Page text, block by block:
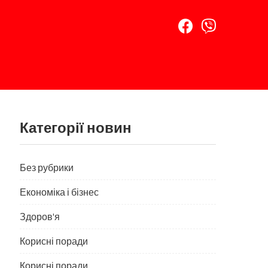
Категорії новин
Без рубрики
Економіка і бізнес
Здоров'я
Корисні поради